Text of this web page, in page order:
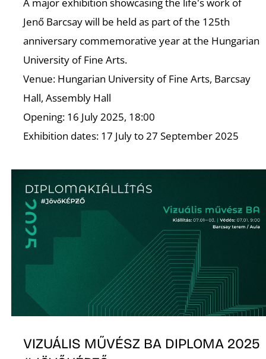
A major exhibition showcasing the life's work of
Jenő Barcsay will be held as part of the 125th
anniversary commemorative year at the Hungarian
University of Fine Arts.
Venue: Hungarian University of Fine Arts, Barcsay
Hall, Assembly Hall
Opening: 16 July 2025, 18:00
Exhibition dates: 17 July to 27 September 2025
VIZUÁLIS MŰVÉSZ BA DIPLOMA 2025